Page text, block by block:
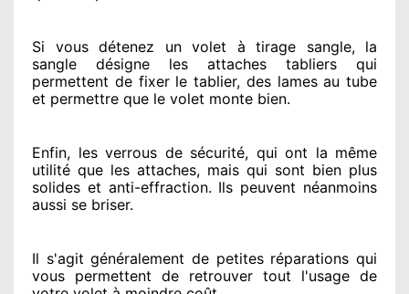
Si vous détenez un volet à tirage sangle, la
sangle désigne les attaches tabliers qui
permettent de fixer le tablier, des lames au tube
et permettre que le volet monte bien.
Enfin, les verrous de sécurité, qui ont la même
utilité que les attaches, mais qui sont bien plus
solides et anti-effraction. Ils peuvent néanmoins
aussi se briser.
Il s'agit généralement de petites réparations qui
vous permettent de retrouver tout l'usage de